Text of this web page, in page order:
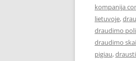
kompanija
lietuvoje,
draudimo
draudimo
pigiau,